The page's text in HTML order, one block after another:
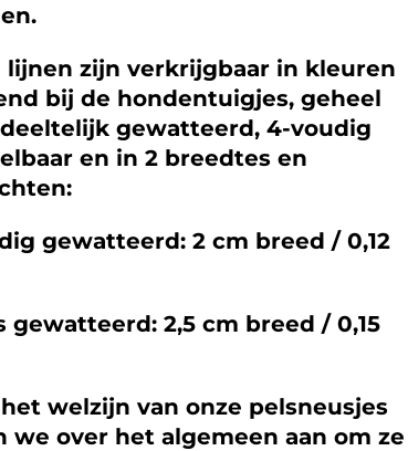
lijnen zijn verkrijgbaar in kleuren
bij de hondentuigjes, geheel
gewatteerd, 4-voudig
en in 2 breedtes en
gewatteerd: 2 cm breed / 0,12
gewatteerd: 2,5 cm breed / 0,15
welzijn van onze pelsneusjes
we over het algemeen aan om ze